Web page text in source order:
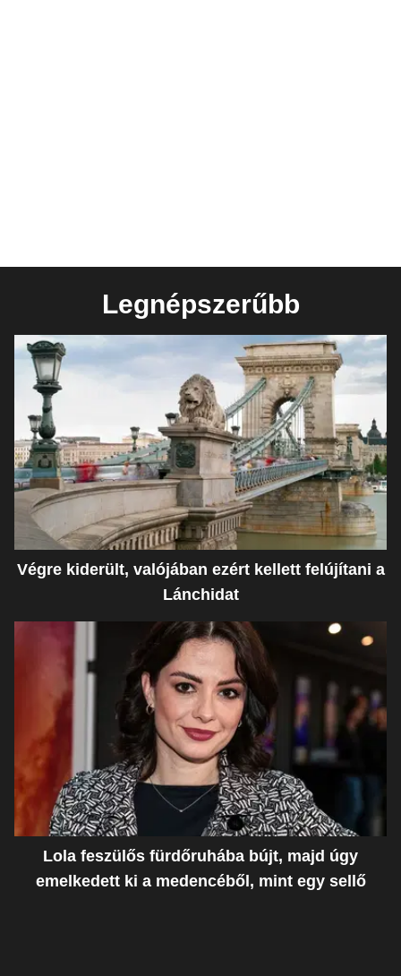
Legnépszerűbb
Végre kiderült, valójában ezért kellett felújítani a
Lánchidat
Lola feszülős fürdőruhába bújt, majd úgy
emelkedett ki a medencéből, mint egy sellő